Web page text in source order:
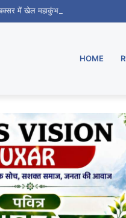
में खेल महाकुंभ का भव्य शुभारंभ
HOME